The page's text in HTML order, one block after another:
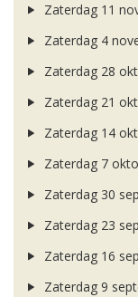
Zaterdag 11
Zaterdag 4
Zaterdag 28
Zaterdag 21
Zaterdag 14
Zaterdag 7
Zaterdag 30
Zaterdag 23
Zaterdag 16
Zaterdag 9